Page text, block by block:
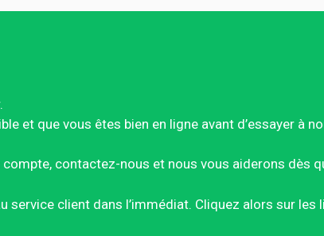
et que vous êtes bien en ligne avant d’essayer à
contactez-nous et nous vous aiderons dès
service client dans l’immédiat. Cliquez alors sur